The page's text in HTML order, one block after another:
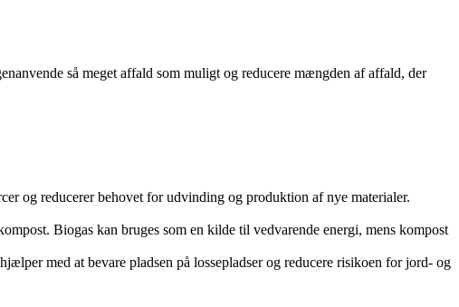
så meget affald som muligt og reducere mængden af ​​affald, der
og reducerer behovet for udvinding og produktion af nye materialer.
Biogas kan bruges som en kilde til vedvarende energi, mens kompost
med at bevare pladsen på lossepladser og reducere risikoen for jord- og